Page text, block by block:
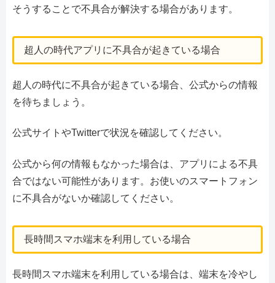
そうすることで不具合が解決する場合があります。
超人の時代アプリに不具合が起きている場合
超人の時代に不具合が起きている場合、公式からの情報
を待ちましょう。
公式サイトやTwitterで状況を確認してください。
公式から何の情報もなかった場合は、アプリによる不具
合ではない可能性があります。お使いのスマートフォン
に不具合がないか確認してください。
長時間スマホ端末を利用している場合
長時間スマホ端末を利用している場合は、端末を冷やし